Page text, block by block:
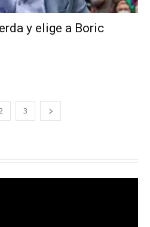
y elige a Boric
3